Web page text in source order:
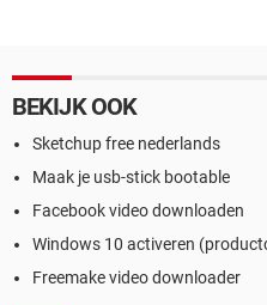
BEKIJK OOK
Sketchup free nederlands
Maak je usb-stick bootable
Facebook video downloaden
Windows 10 activeren
Freemake video downloader